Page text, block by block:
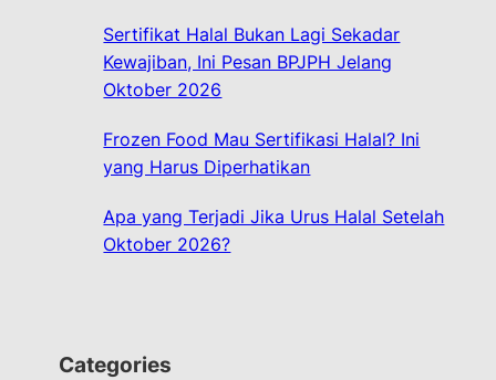
Sertifikat Halal Bukan Lagi Sekadar
Kewajiban, Ini Pesan BPJPH Jelang
Oktober 2026
Frozen Food Mau Sertifikasi Halal? Ini
yang Harus Diperhatikan
Apa yang Terjadi Jika Urus Halal Setelah
Oktober 2026?
Categories